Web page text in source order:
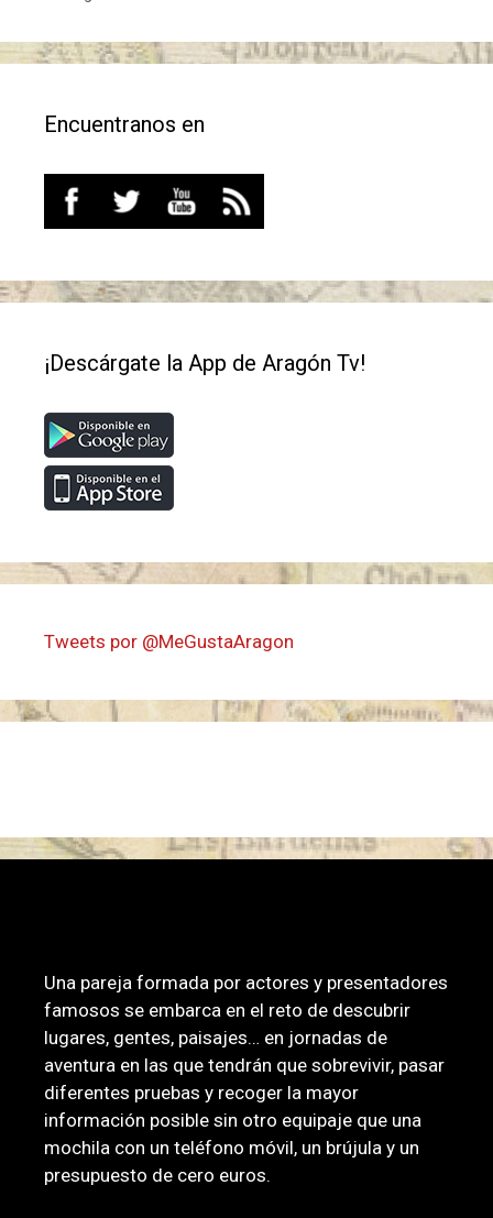
Encuentranos en
¡Descárgate la App de Aragón Tv!
Tweets por @MeGustaAragon
Una pareja formada por actores y presentadores
famosos se embarca en el reto de descubrir
lugares, gentes, paisajes… en jornadas de
aventura en las que tendrán que sobrevivir, pasar
diferentes pruebas y recoger la mayor
información posible sin otro equipaje que una
mochila con un teléfono móvil, un brújula y un
presupuesto de cero euros.